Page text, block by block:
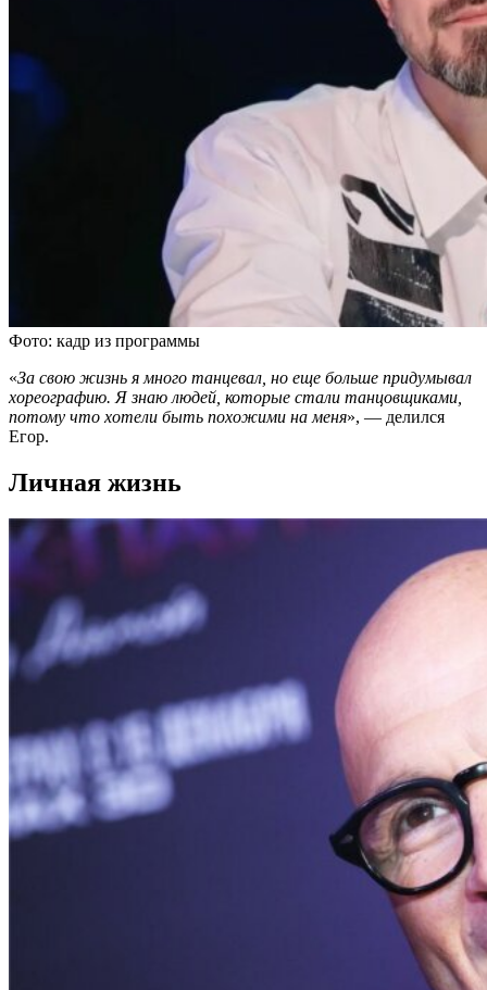
Фото: кадр из программы
«За свою жизнь я много танцевал, но еще больше придумывал
хореографию. Я знаю людей, которые стали танцовщиками,
потому что хотели быть похожими на меня», — делился
Егор.
Личная жизнь